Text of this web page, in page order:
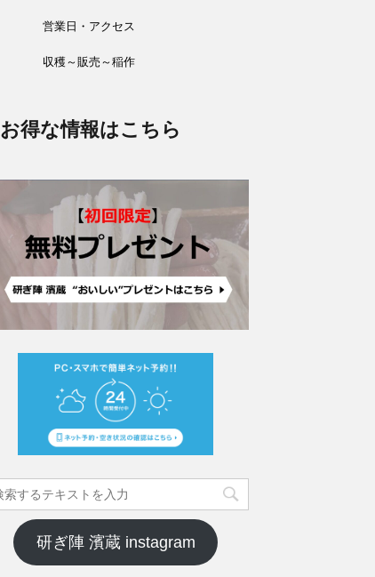
営業日・アクセス
収穫～販売～稲作
お得な情報はこちら
研ぎ陣 濱蔵 instagram